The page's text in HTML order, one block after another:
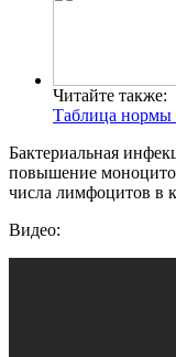
Читайте также:
Таблица нормы
Бактериальная
повышение
числа лимфоцитов в
Видео: